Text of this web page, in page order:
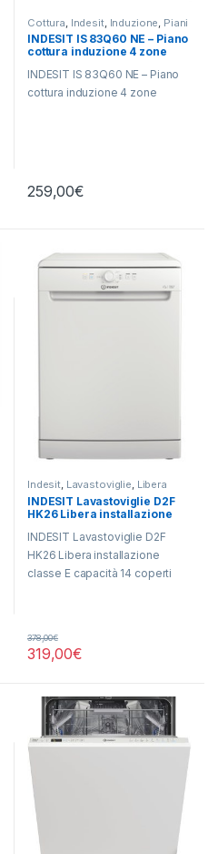
Cottura Indesit, Induzione Piani
Cottura
INDESIT IS 83Q60 NE – Piano
cottura induzione 4 zone
INDESIT IS 83Q60 NE – Piano
cottura induzione 4 zone
259,00€
Indesit, Lavastoviglie, Libera
Installazione
INDESIT Lavastoviglie D2F
HK26 Libera installazione
INDESIT Lavastoviglie D2F
HK26 Libera installazione
classe E capacità 14 coperti
319,00€
378,00€